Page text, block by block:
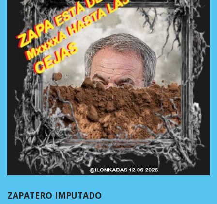
ZAPATERO IMPUTADO